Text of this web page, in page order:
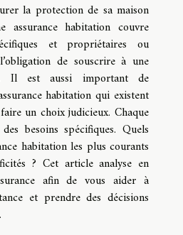
la protection de sa maison
assurance habitation couvre
et propriétaires ou
de souscrire à une
Il est aussi important de
habitation qui existent
un choix judicieux. Chaque
besoins spécifiques. Quels
habitation les plus courants
? Cet article analyse en
afin de vous aider à
et prendre des décisions